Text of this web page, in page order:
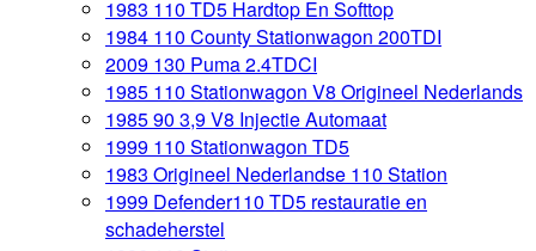
1983 110 TD5 Hardtop En Softtop
1984 110 County Stationwagon 200TDI
2009 130 Puma 2.4TDCI
1985 110 Stationwagon V8 Origineel Nederlands
1985 90 3,9 V8 Injectie Automaat
1999 110 Stationwagon TD5
1983 Origineel Nederlandse 110 Station
1999 Defender110 TD5 restauratie en
schadeherstel